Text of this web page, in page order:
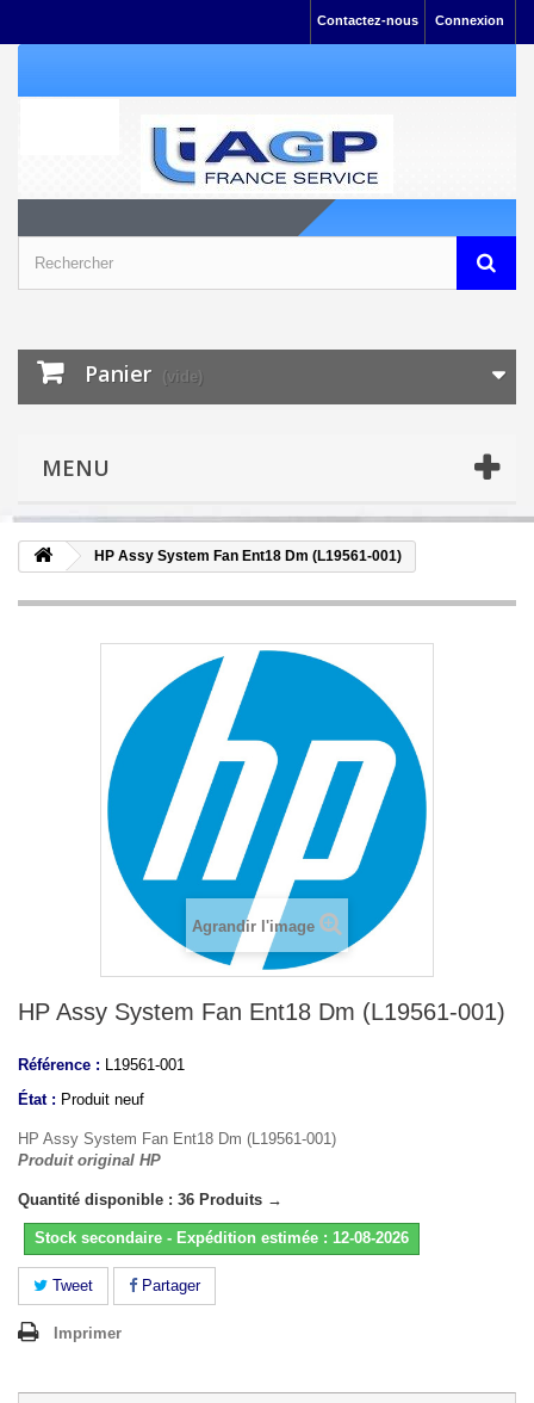
Connexion
Contactez-nous
Panier (vide)
MENU
HP Assy System Fan Ent18 Dm (L19561-001)
Agrandir l'image
HP Assy System Fan Ent18 Dm (L19561-001)
Référence : L19561-001
État : Produit neuf
HP Assy System Fan Ent18 Dm (L19561-001)
Produit original HP
Quantité disponible : 36 Produits →
Stock secondaire - Expédition estimée : 12-08-2026
Tweet Partager
Imprimer